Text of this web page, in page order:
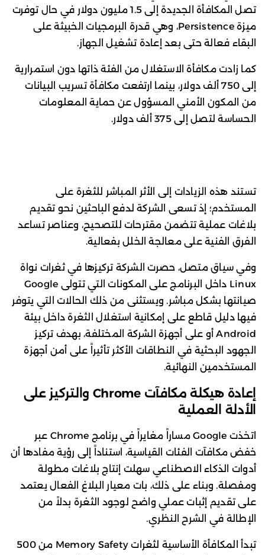
تصل المكافأة الجديدة إلى 1.5 مليون دولار في حال توفرت
ميزة Persistence، وهي قدرة البرمجيات الخبيثة على
البقاء فعالة حتى بعد إعادة تشغيل الجهاز.
كما زادت مكافأة الاستغلال من الفئة ذاتها دون استمرارية
إلى 750 ألف دولار، بينما ارتفعت مكافأة تسريب البيانات
من المكون الأمني المسؤول عن حماية المعلومات
الحساسة لتصل إلى 375 ألف دولار.
تستند هذه الزيادات إلى الأثر المباشر للثغرة على
المستخدم؛ إذ تسعى الشركة لدفع الباحثين نحو تقديم
بلاغات عملية تتضمن مقترحات للتصحيح، وعناصر تساعد
الفرق الفنية على معالجة الخلل بفعالية.
وفي سياق متصل، حصرت الشركة تركيزها في ثغرات نواة
Linux داخل البرنامج على المكونات التي تتولى Google
صيانتها بشكل مباشر. ويستثنى من ذلك الحالات التي يتوفر
فيها دليل قاطع على إمكانية استغلال الثغرة داخل بيئة
Android أو على أجهزة الشركة المختلفة، بهدف تركيز
الجهود البحثية في النطاقات الأكثر تأثيراً على أمن أجهزة
المستخدمين النهائية.
إعادة هيكلة مكافآت Chrome والتركيز على
الأدلة العملية
اتخذت Google مساراً مغايراً في برنامج Chrome عبر
خفض مكافآت الفئات القياسية، استناداً إلى رؤية مفادها أن
أدوات الذكاء الاصطناعي سهلت إنتاج بلاغات مطولة
ومفصلة. وبناء على ذلك، بات معيار البلاغ الفعال يعتمد
على تقديم إثبات عملي واضح لوجود الثغرة بدلاً من
الإطالة في الشرح النظري.
تبدأ المكافأة الأساسية لثغرات Memory Safety من 500